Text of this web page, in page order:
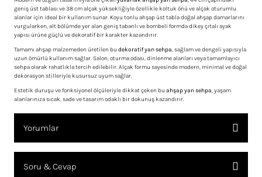
geniş üst tablası ve 38 cm alçak yüksekliğiyle özellikle koltuk önü ve alçak oturumlu
alanlar için ideal bir kullanım sunar. Koyu tonlu ahşap üst tabla doğal ahşap damarlarını
vurgularken, alt bölümde yer alan geniş tabanlı ve bombeli formda dikey çıtalı ayak
yapısı ürüne güçlü ve dekoratif bir karakter kazandırır.
Tamamı ahşap malzemeden üretilen bu dekoratif yan sehpa, sağlam ve dengeli yapısıyla
uzun ömürlü kullanım sağlar. Salon, oturma odası, dinlenme alanları veya tamamlayıcı
sehpa olarak rahatlıkla tercih edilebilir. Alçak formu sayesinde modern, minimal ve doğal
dekorasyon stilleriyle kusursuz uyum sağlar.
Estetik duruşu ve fonksiyonel ölçüleriyle dikkat çeken bu ahşap yan sehpa, yaşam
alanlarınıza sıcak, sade ve tasarım odaklı bir dokunuş kazandırır.
Yorumlar
Soru & Cevap